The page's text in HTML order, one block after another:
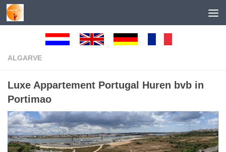
Skip to content
ALGARVE
Luxe Appartement Portugal Huren bvb in
Portimao